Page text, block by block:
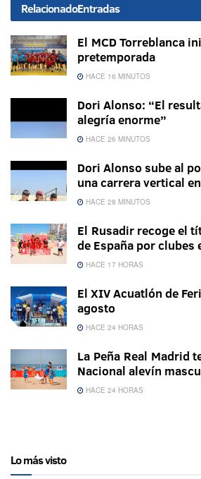
RelacionadoEntradas
El MCD Torreblanca
pretemporada
HACE 16 MINUTOS
Dori Alonso: “El
alegría enorme”
HACE 26 MINUTOS
Dori Alonso sube al
una carrera vertical
HACE 28 MINUTOS
El Rusadir recoge el
de España por clubes
HACE 17 HORAS
El XIV Acuatlón de
agosto
HACE 24 HORAS
La Peña Real Madrid
Nacional alevín
HACE 24 HORAS
Lo más visto